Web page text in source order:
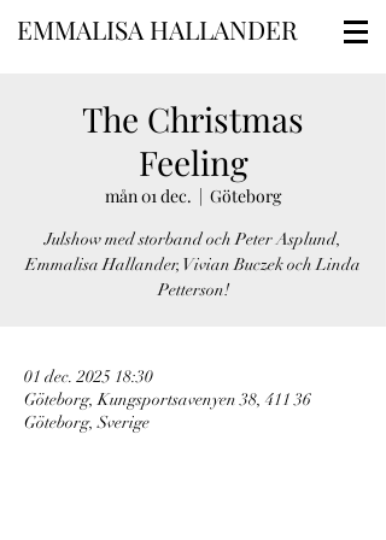
EMMALISA HALLANDER
The Christmas
Feeling
mån 01 dec.
  |
Göteborg
Julshow med storband och Peter Asplund,
Emmalisa Hallander, Vivian Buczek och Linda
Petterson!
01 dec. 2025 18:30
Göteborg, Kungsportsavenyen 38, 411 36
Göteborg, Sverige